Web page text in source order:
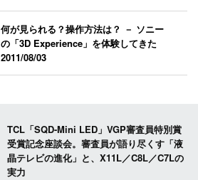
何が見られる？操作方法は？ － ソニー
の「3D Experience」を体験してきた
2011/08/03
TCL「SQD-Mini LED」VGP審査員特別賞
受賞記念座談会。審査員が語り尽くす「液
晶テレビの進化」と、X11L／C8L／C7Lの
実力